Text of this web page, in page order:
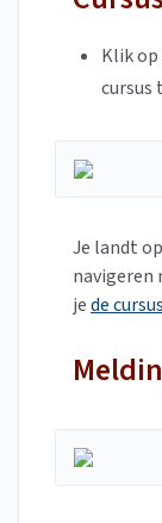
Klik
cursus
Je landt op
navigeren
jede